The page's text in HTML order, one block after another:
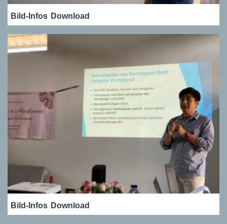
Bild-Infos Download
Bild-Infos Download